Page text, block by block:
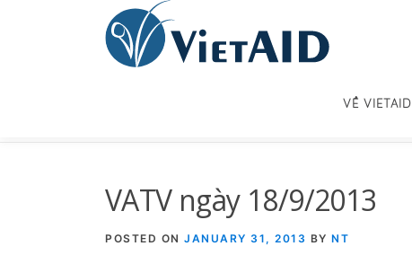
VỀ VIETAID
VATV ngày 18/9/2013
POSTED ON JANUARY 31, 2013 BY NT